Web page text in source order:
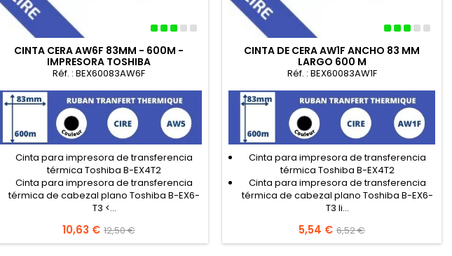
CINTA CERA AW6F 83MM - 600M -
IMPRESORA TOSHIBA
Réf. : BEX60083AW6F
Cinta para impresora de transferencia
térmica Toshiba B-EX4T2
Cinta para impresora de transferencia
térmica de cabezal plano Toshiba B-EX6-
T3 <...
Precio
10,63 € Precio
base
12,50 €
CINTA DE CERA AW1F ANCHO 83 MM
LARGO 600 M
Réf. : BEX60083AW1F
Cinta para impresora de transferencia
térmica Toshiba B-EX4T2
Cinta para impresora de transferencia
térmica de cabezal plano Toshiba B-EX6-
T3 li...
Precio
5,54 € Precio
base
6,52 €